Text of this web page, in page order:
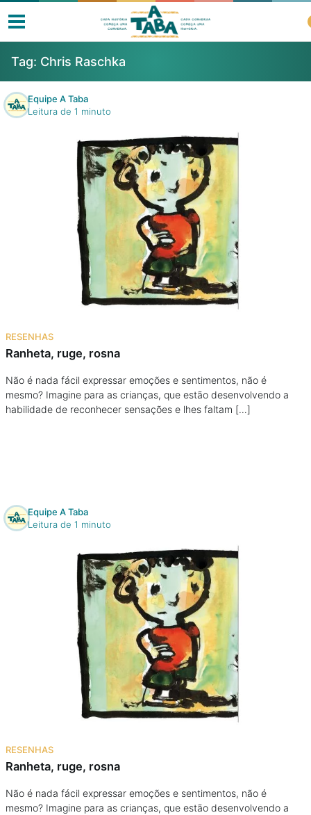
Livros
Clube de Leitores
Na família
Colunas
Cursos On line
Taba na Escola
Tag: Chris Raschka
Equipe A Taba
Leitura de 1 minuto
RESENHAS
Ranheta, ruge, rosna
Não é nada fácil expressar emoções e sentimentos, não é
mesmo? Imagine para as crianças, que estão desenvolvendo a
habilidade de reconhecer sensações e lhes faltam […]
Equipe A Taba
Leitura de 1 minuto
RESENHAS
Ranheta, ruge, rosna
Não é nada fácil expressar emoções e sentimentos, não é
mesmo? Imagine para as crianças, que estão desenvolvendo a